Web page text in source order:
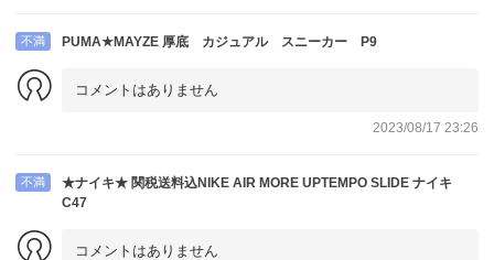
不満 PUMA★MAYZE 厚底 カジュアル スニーカー P9
コメントはありません
2023/08/17 23:26
不満
★ナイキ★ 関税送料込NIKE AIR MORE UPTEMPO SLIDE ナイキ
C47
コメントはありません